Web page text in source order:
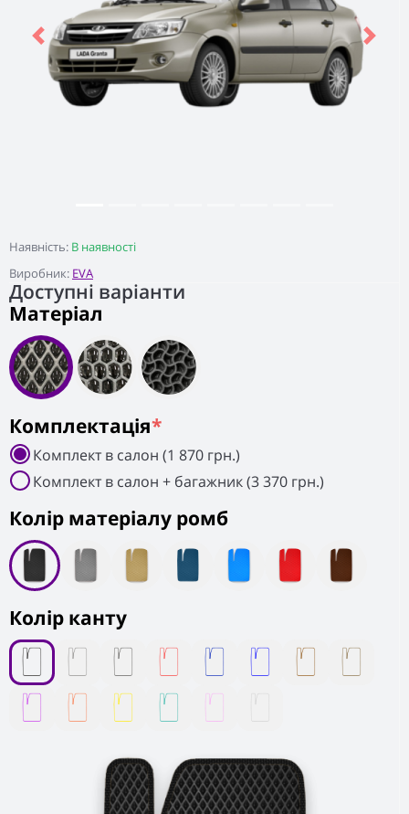
Наявність: В наявності
Виробник: EVA
Previous Next
Доступні варіанти
Матеріал
Колiр матеріалу ромб
Колір канту
Комплектація*
Комплект в салон (1 870 грн.)
Комплект в салон + багажник (3 370 грн.)